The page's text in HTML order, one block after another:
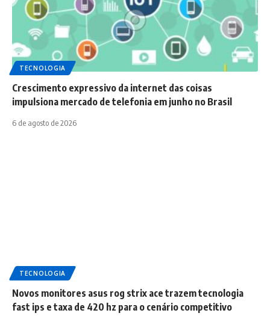
TECNOLOGIA
Crescimento expressivo da internet das coisas
impulsiona mercado de telefonia em junho no Brasil
6 de agosto de 2026
TECNOLOGIA
Novos monitores asus rog strix ace trazem tecnologia
fast ips e taxa de 420 hz para o cenário competitivo